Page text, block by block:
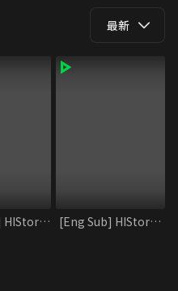
最新
[Indo Sub] HIStory2_Crossing the Line [Eng Sub] HIStory2_Shi and Fei